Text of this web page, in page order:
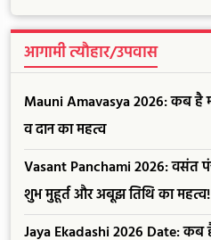
आगामी त्यौहार/उपवास
Mauni Amavasya 2026: कब है
व दान का महत्व
Vasant Panchami 2026: वसंत
शुभ मुहूर्त और अबूझ तिथि का महत्व!
Jaya Ekadashi 2026 Date: कब